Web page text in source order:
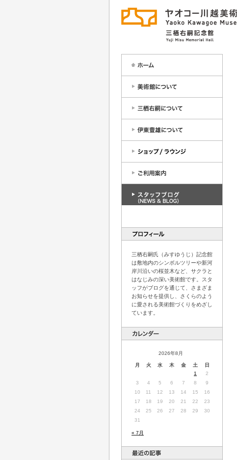
三栖右嗣氏（みすゆうじ）記念館
は敷地内のシンボルツリーや新河
岸川沿いの桜並木など、サクラと
はなじみの深い美術館です。スタ
ッフがブログを通じて、さまざま
お知らせを提供し、さくらのよう
に愛される美術館づくりをめざし
ています。
2026年8月
月 火 水 木 金 土 日
« 7月
1
2
3
4 5 6 7 8
9
10
11 12 13 14 15
16
17
18 19 20 21 22
23
24
25 26 27 28 29
30
31